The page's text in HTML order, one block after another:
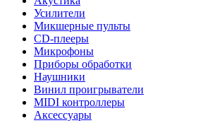
Усилители
Микшерные пульты
CD-плееры
Микрофоны
Приборы обработки
Наушники
Винил проигрыватели
MIDI контроллеры
Аксессуары